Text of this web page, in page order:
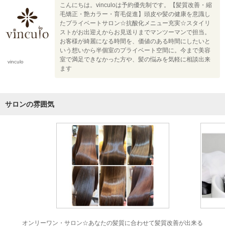
vinculo
こんにちは。vinculoは予約優先制です。【髪質改善・縮
毛矯正・艶カラー・育毛促進】頭皮や髪の健康を意識し
たプライベートサロン☆抗酸化メニュー充実☆スタイリ
ストがお出迎えからお見送りまでマンツーマンで担当。
お客様が綺麗になる時間を、価値のある時間にしたいと
いう想いから半個室のプライベート空間に。今まで美容
室で満足できなかった方や、髪の悩みを気軽に相談出来
ます
サロンの雰囲気
オンリーワン・サロン☆あなたの髪質に合わせて髪質改善が出来る